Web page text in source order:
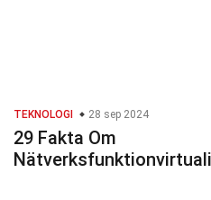
TEKNOLOGI 28 sep 2024
29 Fakta Om